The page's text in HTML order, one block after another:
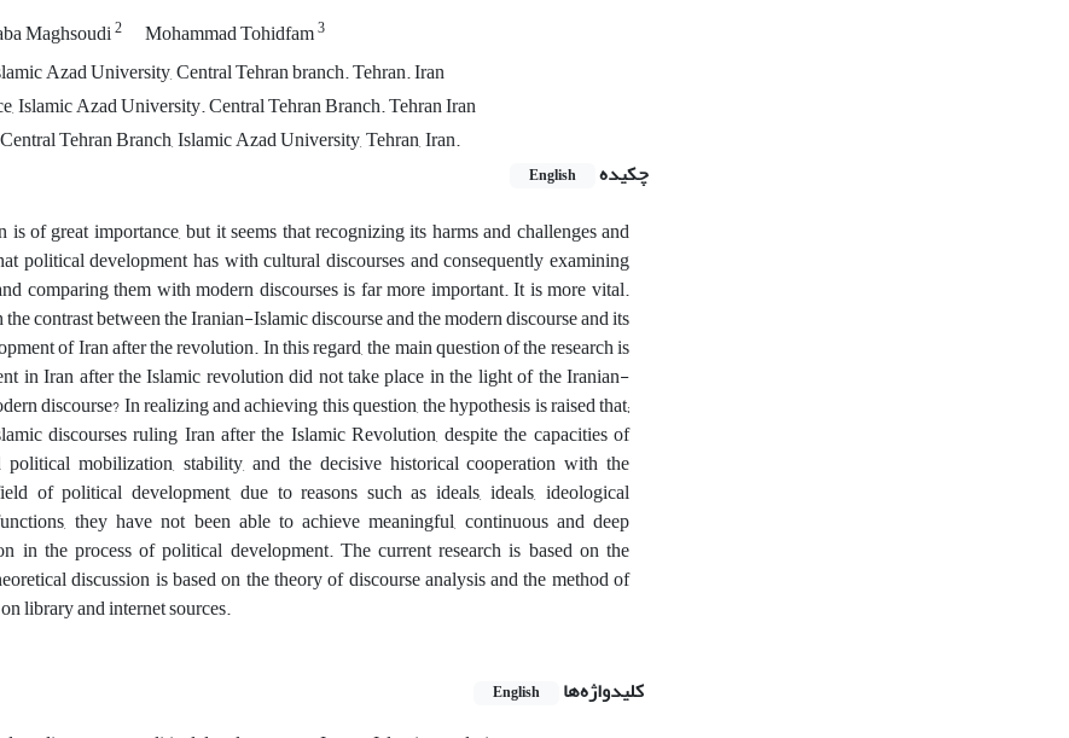
Maghsoudi2 Mohammad Tohidfam3
Azad University, Central Tehran branch. Tehran. Iran
Islamic Azad University. Central Tehran Branch. Tehran Iran
Tehran Branch, Islamic Azad University, Tehran, Iran.
چکیده
English
of great importance, but it seems that recognizing its harms and challenges and
political development has with cultural discourses and consequently examining
comparing them with modern discourses is far more important. It is more vital.
contrast between the Iranian-Islamic discourse and the modern discourse and its
of Iran after the revolution. In this regard, the main question of the research is
in Iran after the Islamic revolution did not take place in the light of the Iranian-
discourse? In realizing and achieving this question, the hypothesis is raised that;
discourses ruling Iran after the Islamic Revolution, despite the capacities of
political mobilization, stability, and the decisive historical cooperation with the
of political development, due to reasons such as ideals, ideals, ideological
they have not been able to achieve meaningful, continuous and deep
in the process of political development. The current research is based on the
discussion is based on the theory of discourse analysis and the method of
library and internet sources.
کلیدواژه‌ها English